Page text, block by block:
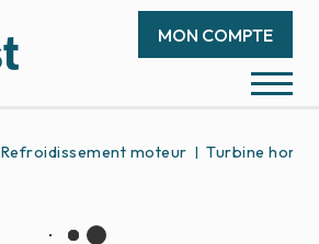
MON COMPTE
Refroidissement moteur Turbine hors-